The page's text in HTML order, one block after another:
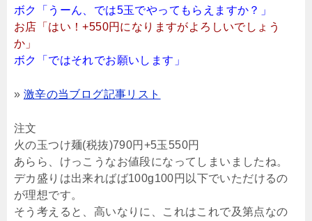
ボク「うーん、では5玉でやってもらえますか？」
お店「はい！+550円になりますがよろしいでしょう
か」
ボク「ではそれでお願いします」
» 激辛の当ブログ記事リスト
注文
火の玉つけ麺(税抜)790円+5玉550円
あらら、けっこうなお値段になってしまいましたね。
デカ盛りは出来ればば100g100円以下でいただけるの
が理想です。
そう考えると、高いなりに、これはこれで及第点なの